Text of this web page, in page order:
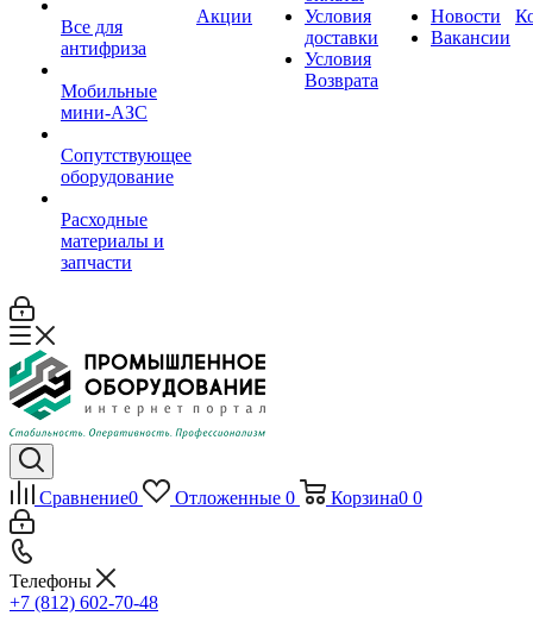
Все для
антифриза
Мобильные
мини-АЗС
Сопутствующее
оборудование
Расходные
материалы и
запчасти
Акции
Условия
доставки
Условия
Возврата
Новости
Вакансии
Сравнение0 Отложенные 0 Корзина0 0
Телефоны
+7 (812) 602-70-48